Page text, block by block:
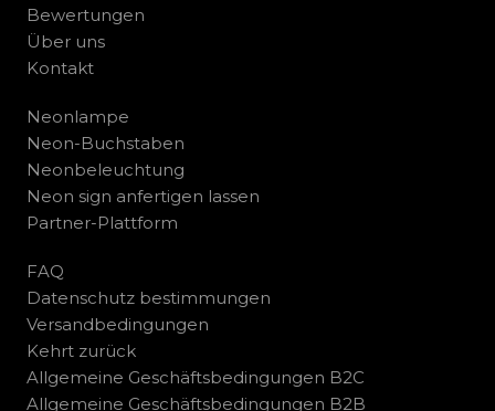
Bewertungen
Über uns
Kontakt
Neonlampe
Neon-Buchstaben
Neonbeleuchtung
Neon sign anfertigen lassen
Partner-Plattform
FAQ
Datenschutz bestimmungen
Versandbedingungen
Kehrt zurück
Allgemeine Geschäftsbedingungen B2C
Allgemeine Geschäftsbedingungen B2B